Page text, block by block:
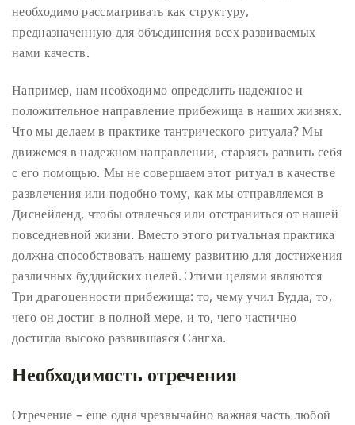
необходимо рассматривать как структуру,
предназначенную для объединения всех развиваемых
нами качеств.
Например, нам необходимо определить надежное и
положительное направление прибежища в наших жизнях.
Что мы делаем в практике тантрического ритуала? Мы
движемся в надежном направлении, стараясь развить себя
с его помощью. Мы не совершаем этот ритуал в качестве
развлечения или подобно тому, как мы отправляемся в
Диснейленд, чтобы отвлечься или отстраниться от нашей
повседневной жизни. Вместо этого ритуальная практика
должна способствовать нашему развитию для достижения
различных буддийских целей. Этими целями являются
Три драгоценности прибежища: то, чему учил Будда, то,
чего он достиг в полной мере, и то, чего частично
достигла высоко развившаяся Сангха.
Необходимость отречения
Отречение – еще одна чрезвычайно важная часть любой